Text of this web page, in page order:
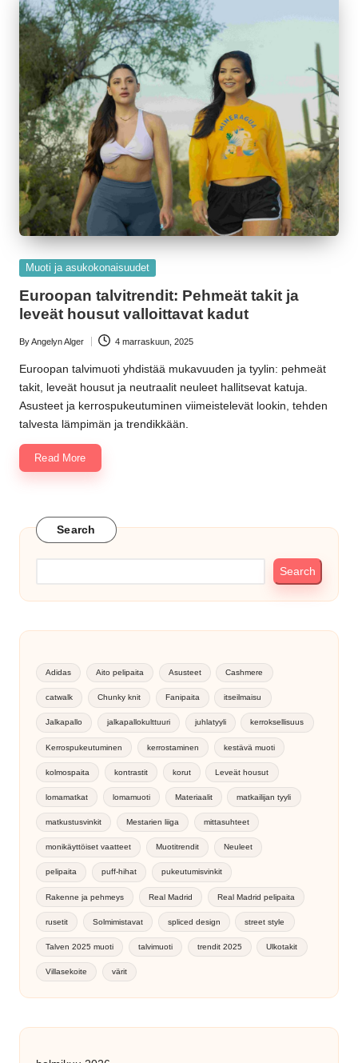
Posted
Muoti ja asukokonaisuudet
Euroopan talvitrendit: Pehmeät takit ja
leveät housut valloittavat kadut
Posted
by
ByAngelyn Alger 4 marraskuun, 2025
Euroopan talvimuoti yhdistää mukavuuden ja tyylin: pehmeät
takit, leveät housut ja neutraalit neuleet hallitsevat katuja.
Asusteet ja kerrospukeutuminen viimeistelevät lookin, tehden
talvesta lämpimän ja trendikkään.
Read More
Search
Search
Adidas Aito pelipaita Asusteet Cashmere
catwalk Chunky knit Fanipaita itseilmaisu
Jalkapallo jalkapallokulttuuri juhlatyyli kerroksellisuus
Kerrospukeutuminen kerrostaminen kestävä muoti
kolmospaita kontrastit korut Leveät housut
lomamatkat lomamuoti Materiaalit matkailijan tyyli
matkustusvinkit Mestarien liiga mittasuhteet
monikäyttöiset vaatteet Muotitrendit Neuleet
pelipaita puff-hihat pukeutumisvinkit
Rakenne ja pehmeys Real Madrid Real Madrid pelipaita
rusetit Solmimistavat spliced design street style
Talven 2025 muoti talvimuoti trendit 2025 Ulkotakit
Villasekoite värit